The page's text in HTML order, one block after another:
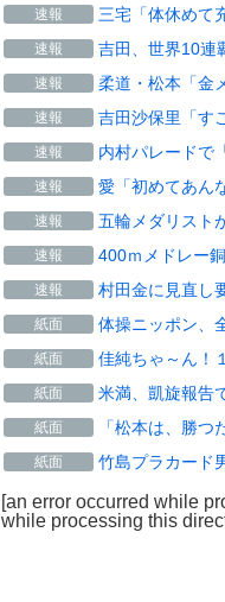
速報 三宅「体休めて
速報 吉田、世界10連
速報 柔道・松本「金
速報 吉田沙保里「す
速報 内村パレードで
速報 愛「初めてあん
速報 五輪メダリスト
速報 400ｍメドレー
速報 村田金に見直
紙面 体操ニッポン、
紙面 佳純ちゃ～ん！
紙面 米満、凱旋報告
紙面 「松本は、勝つ
紙面 竹島プラカード
[an error occurred while
while processing this